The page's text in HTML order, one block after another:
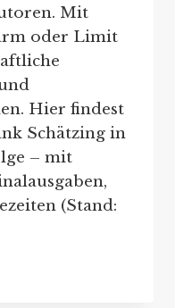
Mit
oder Limit
Hier findest
Schätzing in
– mit
(Stand: